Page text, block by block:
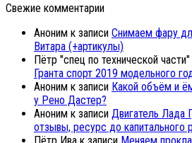
Свежие комментарии
Аноним к записи Снимаем фару
Витара (+артикулы)
Пётр "спец по технической части"
Гранта спорт 2019 модельного
Аноним к записи Какой объём и
у Рено Дастер?
Аноним к записи Двигатель Лада
отзывы, ресурс до капитального